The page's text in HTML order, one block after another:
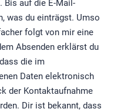
Bis auf die E-Mail-
was du einträgst. Umso
folgt von mir eine
Absenden erklärst du
die im
Daten elektronisch
der Kontaktaufnahme
Dir ist bekannt, dass